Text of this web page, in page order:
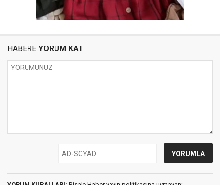
HABERE YORUM KAT